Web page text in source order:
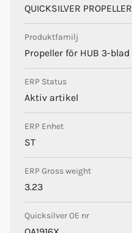
QUICKSILVER PROPELLER
Produktfamilj
Propeller för HUB 3-blad
ERP Status
Aktiv artikel
ERP Enhet
ST
ERP Gross weight
3.23
Quicksilver OE nr